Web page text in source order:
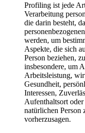
Profiling ist jede
Verarbeitung
die darin besteht,
werden, um
Aspekte, die sich
Person beziehen,
insbesondere, um
Arbeitsleistung,
Gesundheit,
Interessen,
Aufenthaltsort
natürlichen Person
vorherzusagen.